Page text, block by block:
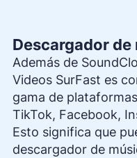
Descargador
Además de
Videos SurFast es
gama de
TikTok, Facebook,
Esto significa que
descargador de